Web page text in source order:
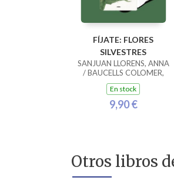
FÍJATE: FLORES
SILVESTRES
SANJUAN LLORENS, ANNA
/ BAUCELLS COLOMER,
RAMON
En stock
9,90 €
Otros libros